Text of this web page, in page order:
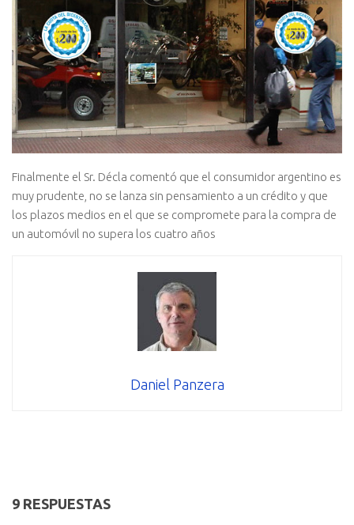
Finalmente el Sr. Décla comentó que el consumidor argentino es
muy prudente, no se lanza sin pensamiento a un crédito y que
los plazos medios en el que se compromete para la compra de
un automóvil no supera los cuatro años
Daniel Panzera
9 RESPUESTAS